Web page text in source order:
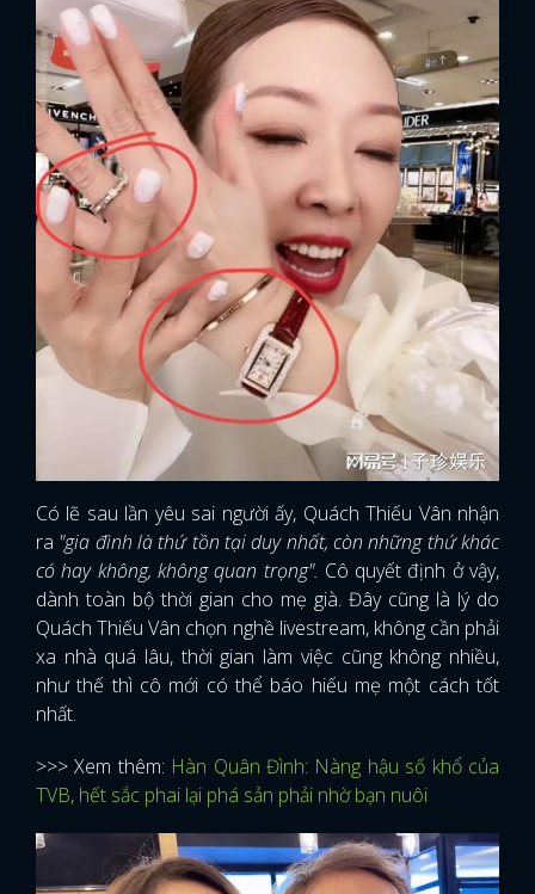
Có lẽ sau lần yêu sai người ấy, Quách Thiếu Vân nhận
ra "gia đình là thứ tồn tại duy nhất, còn những thứ khác
có hay không, không quan trọng". Cô quyết định ở vậy,
dành toàn bộ thời gian cho mẹ già. Đây cũng là lý do
Quách Thiếu Vân chọn nghề livestream, không cần phải
xa nhà quá lâu, thời gian làm việc cũng không nhiều,
như thế thì cô mới có thể báo hiếu mẹ một cách tốt
nhất.
>>> Xem thêm: Hàn Quân Đình: Nàng hậu số khổ của
TVB, hết sắc phai lại phá sản phải nhờ bạn nuôi